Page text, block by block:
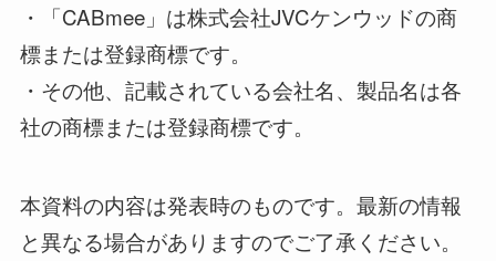
・「CABmee」は株式会社JVCケンウッドの商
標または登録商標です。
・その他、記載されている会社名、製品名は各
社の商標または登録商標です。
本資料の内容は発表時のものです。最新の情報
と異なる場合がありますのでご了承ください。